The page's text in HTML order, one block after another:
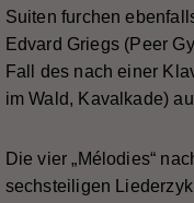
Suiten furchen
Edvard Griegs (Peer
Fall des nach einer
im Wald, Kavalkade)
Die vier „Mélodies“
sechsteiligen